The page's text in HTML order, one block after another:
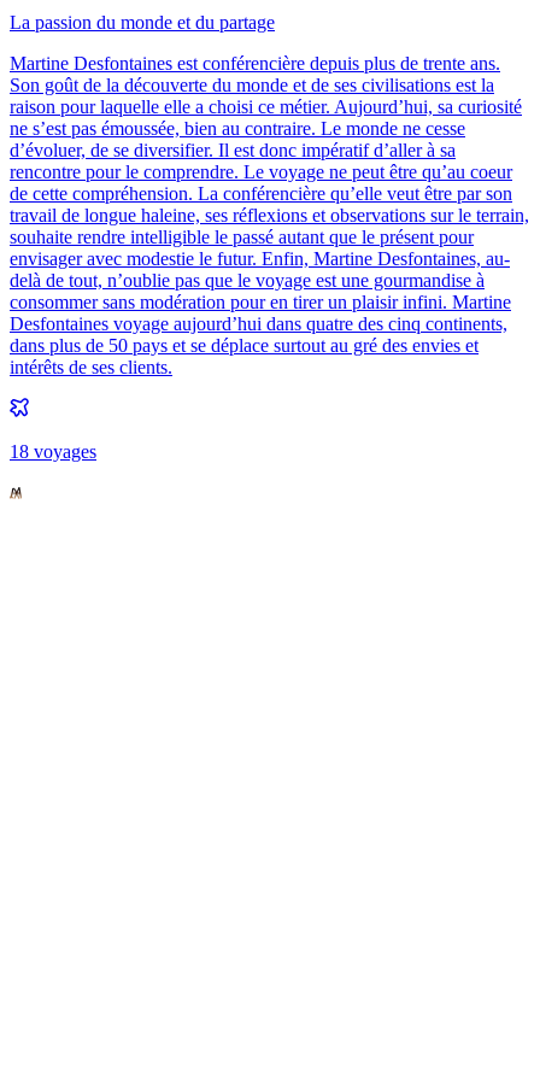
La passion du monde et du partage
Martine Desfontaines est conférencière depuis plus de trente ans.
Son goût de la découverte du monde et de ses civilisations est la
raison pour laquelle elle a choisi ce métier. Aujourd’hui, sa curiosité
ne s’est pas émoussée, bien au contraire. Le monde ne cesse
d’évoluer, de se diversifier. Il est donc impératif d’aller à sa
rencontre pour le comprendre. Le voyage ne peut être qu’au coeur
de cette compréhension. La conférencière qu’elle veut être par son
travail de longue haleine, ses réflexions et observations sur le terrain,
souhaite rendre intelligible le passé autant que le présent pour
envisager avec modestie le futur. Enfin, Martine Desfontaines, au-
delà de tout, n’oublie pas que le voyage est une gourmandise à
consommer sans modération pour en tirer un plaisir infini. Martine
Desfontaines voyage aujourd’hui dans quatre des cinq continents,
dans plus de 50 pays et se déplace surtout au gré des envies et
intérêts de ses clients.
18 voyages